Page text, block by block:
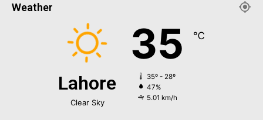
Weather
Lahore
Clear Sky
35 ℃
35º - 28º
47%
5.01 km/h